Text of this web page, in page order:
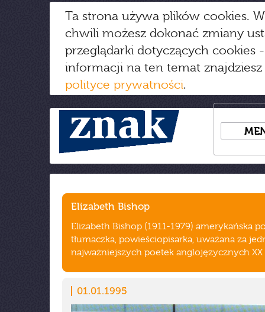
Ta strona używa plików cookies.
chwili możesz dokonać zmiany
przeglądarki dotyczących cookies
informacji na ten temat
polityce prywatności.
Elizabeth Bishop
Elizabeth Bishop (1911-1979) amerykańska
tłumaczka, powieściopisarka, uważana za
najważniejszych poetek anglojęzycznych XX
01.01.1995